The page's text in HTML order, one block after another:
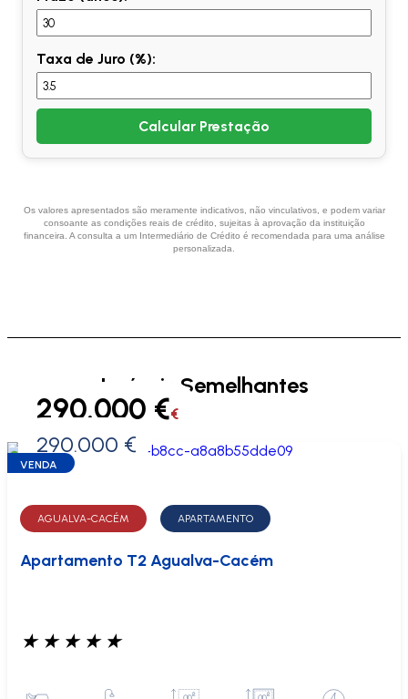
Taxa de Juro (%):
Calcular Prestação
Os valores apresentados são meramente indicativos, não vinculativos, e podem variar
consoante as condições reais de crédito, sujeitas à aprovação da instituição
financeira. A consulta a um Intermediário de Crédito é recomendada para uma análise
personalizada.
Imóveis Semelhantes
0 €
290.000 €€
290.000 €
VENDA
AGUALVA-CACÉM APARTAMENTO
Apartamento T2 Agualva-Cacém
★ ★ ★ ★ ★